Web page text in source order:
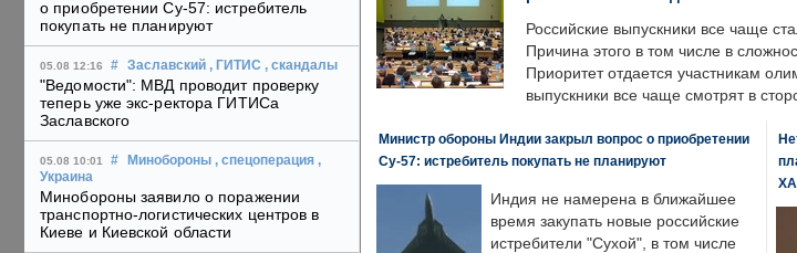
о приобретении Су-57: истребитель
покупать не планируют
05.08 12:16 # Заславский , ГИТИС , скандалы
"Ведомости": МВД проводит проверку
теперь уже экс-ректора ГИТИСа
Заславского
05.08 10:01 # Минобороны , спецоперация ,
Украина
Минобороны заявило о поражении
транспортно-логистических центров в
Киеве и Киевской области
Российские выпускники все чаще
Причина этого в том числе в
Приоритет отдается участникам
выпускники все чаще смотрят в
Министр обороны Индии закрыл вопрос о приобретении
Су-57: истребитель покупать не планируют
Индия не намерена в ближайшее
время закупать новые российские
истребители "Сухой", в том числе